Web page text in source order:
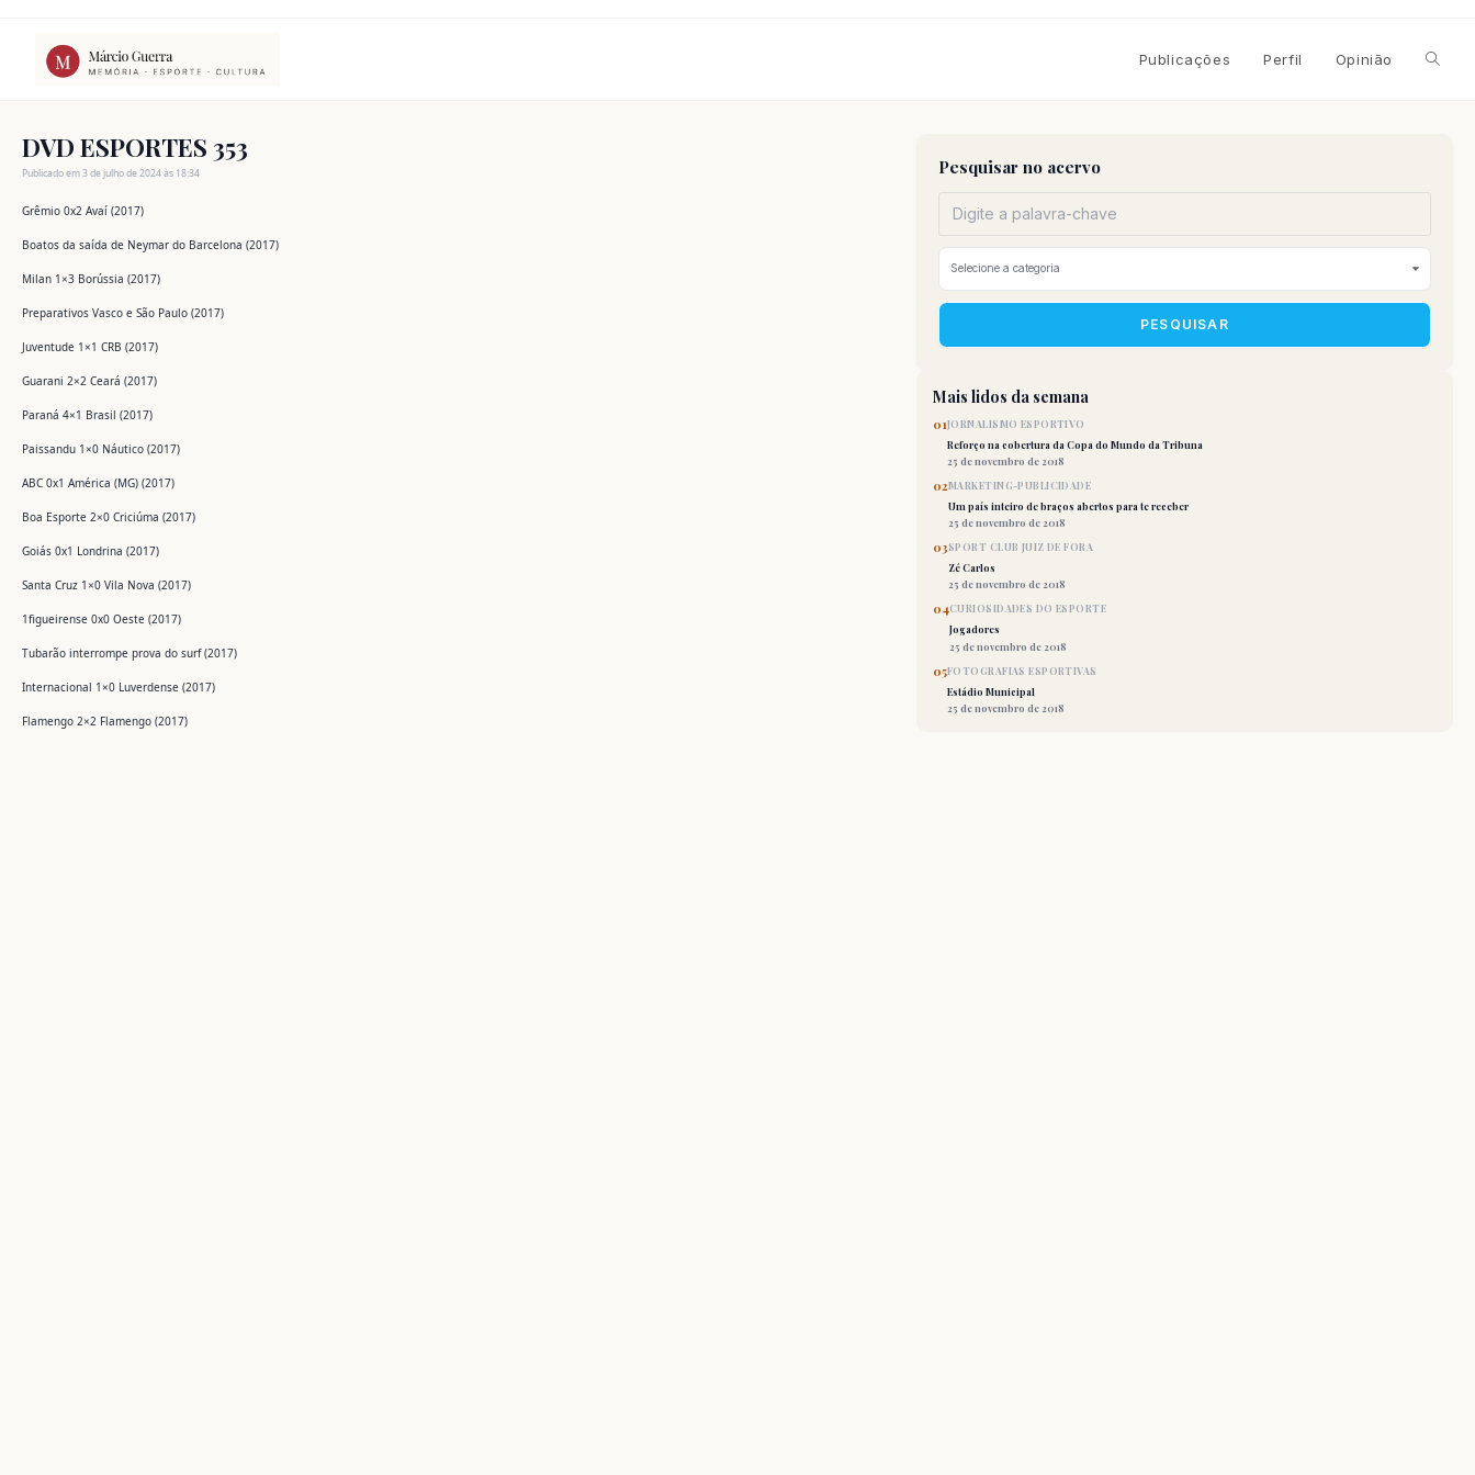
conteúdo
Publicações Perfil Opinião
site
DVD ESPORTES 353
Publicado em 3 de julho de 2024 às 18:34
Grêmio 0x2 Avaí (2017)
Boatos da saída de Neymar do Barcelona (2017)
Milan 1×3 Borússia (2017)
Preparativos Vasco e São Paulo (2017)
Juventude 1×1 CRB (2017)
Guarani 2×2 Ceará (2017)
Paraná 4×1 Brasil (2017)
Paissandu 1×0 Náutico (2017)
ABC 0x1 América (MG) (2017)
Boa Esporte 2×0 Criciúma (2017)
Goiás 0x1 Londrina (2017)
Santa Cruz 1×0 Vila Nova (2017)
1figueirense 0x0 Oeste (2017)
Tubarão interrompe prova do surf (2017)
Internacional 1×0 Luverdense (2017)
Flamengo 2×2 Flamengo (2017)
Pesquisar no acervo
PESQUISAR
Mais lidos da semana
01JORNALISMO ESPORTIVO
Reforço na cobertura da Copa do Mundo da Tribuna
25 de novembro de 2018
02MARKETING-PUBLICIDADE
Um país inteiro de braços abertos para te receber
25 de novembro de 2018
03SPORT CLUB JUIZ DE FORA
Zé Carlos
25 de novembro de 2018
04CURIOSIDADES DO ESPORTE
Jogadores
25 de novembro de 2018
05FOTOGRAFIAS ESPORTIVAS
Estádio Municipal
25 de novembro de 2018